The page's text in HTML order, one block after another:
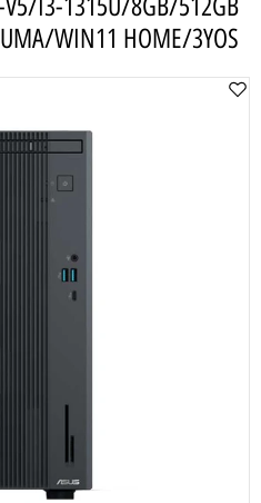
WIN11 HOME/3YOS